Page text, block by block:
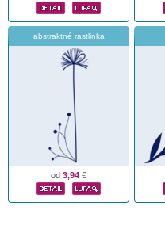
abstraktné rastlinka
od 3,94 €